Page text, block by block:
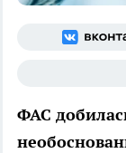
ФАС